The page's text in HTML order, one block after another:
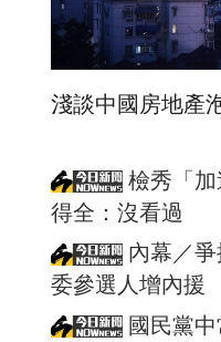
淺談中國房地產
檢秀「
得全：沒看過
內幕／
委參選人增內援
國民黨